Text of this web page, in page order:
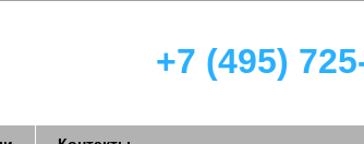
+7 (495)